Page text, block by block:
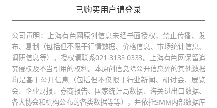
已购买用户请登录
公司声明：上海有色网原创信息未经书面授权，禁止传播、发
布、复制（包括但不限于行情数据、价格信息、市场统计信息、
调研信息等）。授权请联系021-3133 0333。上海有色网保留追
究侵权及不当引用的权利。本原创信息除公开信息外的其他数据
均是基于公开信息（包括但不仅限于行业新闻、研讨会、展览
会、企业财报、券商报告、国家统计局数据、海关进出口数据、
各大协会和机构公布的各类数据等等），并依托SMM内部数据库